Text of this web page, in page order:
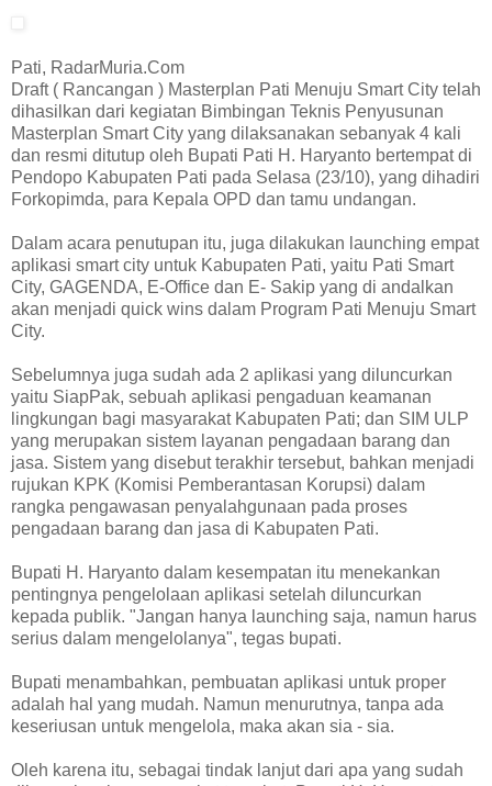
Pati, RadarMuria.Com
Draft ( Rancangan ) Masterplan Pati Menuju Smart City telah
dihasilkan dari kegiatan Bimbingan Teknis Penyusunan
Masterplan Smart City yang dilaksanakan sebanyak 4 kali
dan resmi ditutup oleh Bupati Pati H. Haryanto bertempat di
Pendopo Kabupaten Pati pada Selasa (23/10), yang dihadiri
Forkopimda, para Kepala OPD dan tamu undangan.
Dalam acara penutupan itu, juga dilakukan launching empat
aplikasi smart city untuk Kabupaten Pati, yaitu Pati Smart
City, GAGENDA, E-Office dan E- Sakip yang di andalkan
akan menjadi quick wins dalam Program Pati Menuju Smart
City.
Sebelumnya juga sudah ada 2 aplikasi yang diluncurkan
yaitu SiapPak, sebuah aplikasi pengaduan keamanan
lingkungan bagi masyarakat Kabupaten Pati; dan SIM ULP
yang merupakan sistem layanan pengadaan barang dan
jasa. Sistem yang disebut terakhir tersebut, bahkan menjadi
rujukan KPK (Komisi Pemberantasan Korupsi) dalam
rangka pengawasan penyalahgunaan pada proses
pengadaan barang dan jasa di Kabupaten Pati.
Bupati H. Haryanto dalam kesempatan itu menekankan
pentingnya pengelolaan aplikasi setelah diluncurkan
kepada publik. "Jangan hanya launching saja, namun harus
serius dalam mengelolanya", tegas bupati.
Bupati menambahkan, pembuatan aplikasi untuk proper
adalah hal yang mudah. Namun menurutnya, tanpa ada
keseriusan untuk mengelola, maka akan sia - sia.
Oleh karena itu, sebagai tindak lanjut dari apa yang sudah